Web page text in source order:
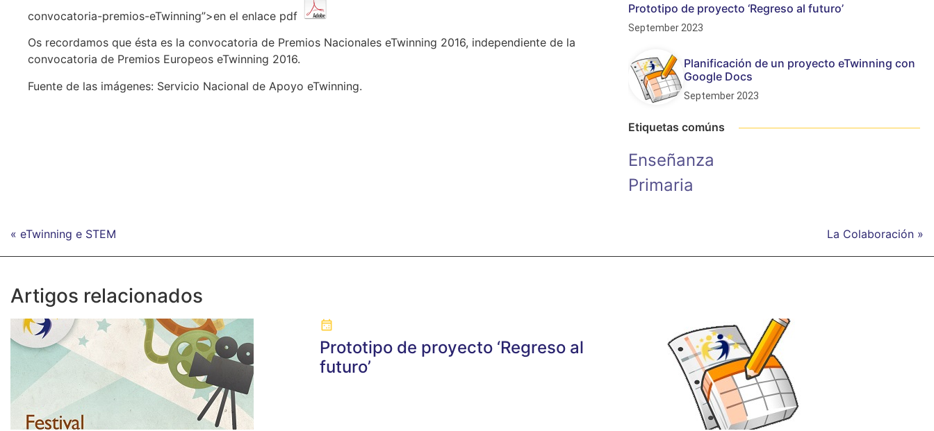
convocatoria-premios-eTwinning”>en el enlace pdf
Os recordamos que ésta es la convocatoria de Premios Nacionales eTwinning 2016, independiente de la
convocatoria de Premios Europeos eTwinning 2016.
Fuente de las imágenes: Servicio Nacional de Apoyo eTwinning.
Prototipo de proyecto ‘Regreso al futuro’
September 2023
Planificación de un proyecto eTwinning con
Google Docs
September 2023
Etiquetas comúns
Enseñanza
Primaria
« eTwinning e STEM La Colaboración »
Artigos relacionados
Prototipo de proyecto ‘Regreso al
futuro’